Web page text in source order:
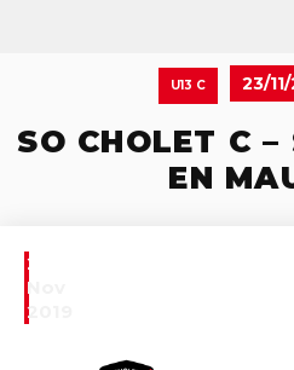
U13 C 23/
SO CHOLET C –
EN
23
Nov
2019